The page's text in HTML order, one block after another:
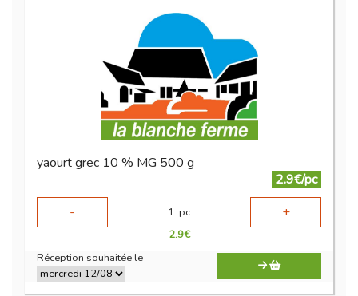
yaourt grec 10 % MG 500 g
2.9€/pc
-
1 pc +
2.9€
Réception souhaitée le